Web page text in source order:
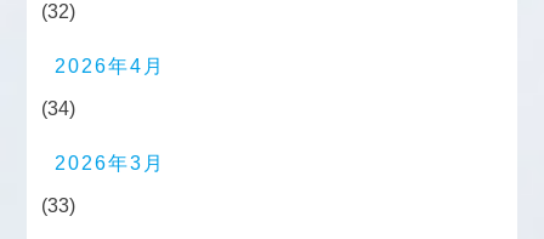
(32)
2026年4月
(34)
2026年3月
(33)